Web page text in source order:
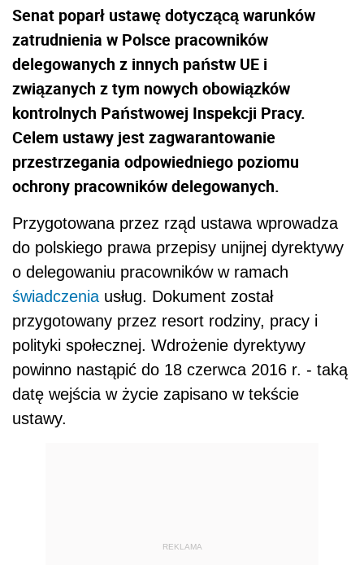
Senat poparł ustawę dotyczącą warunków
zatrudnienia w Polsce pracowników
delegowanych z innych państw UE i
związanych z tym nowych obowiązków
kontrolnych Państwowej Inspekcji Pracy.
Celem ustawy jest zagwarantowanie
przestrzegania odpowiedniego poziomu
ochrony pracowników delegowanych.
Przygotowana przez rząd ustawa wprowadza
do polskiego prawa przepisy unijnej dyrektywy
o delegowaniu pracowników w ramach
świadczeniausług. Dokument został
przygotowany przez resort rodziny, pracy i
polityki społecznej. Wdrożenie dyrektywy
powinno nastąpić do 18 czerwca 2016 r. - taką
datę wejścia w życie zapisano w tekście
ustawy.
REKLAMA